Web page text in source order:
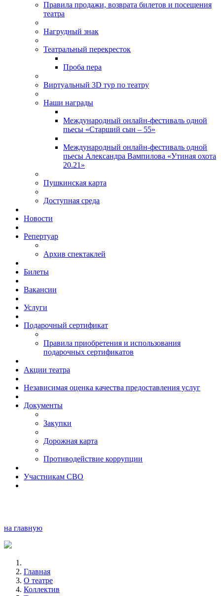
Правила продажи, возврата билетов и посещения
театра
Нагрудный знак
Театральный перекресток
Проба пера
Виртуальный 3D тур по театру
Наши награды
Международный онлайн-фестиваль одной
пьесы «Старший сын – 55»
Международный онлайн-фестиваль одной
пьесы Александра Вампилова «Утиная охота
20.21»
Пушкинская карта
Доступная среда
Новости
Репертуар
Архив спектаклей
Билеты
Вакансии
Услуги
Подарочный сертификат
Правила приобретения и использования
подарочных сертификатов
Акции театра
Независимая оценка качества предоставления услуг
Документы
Закупки
Дорожная карта
Противодействие коррупции
Участникам СВО
на главную
Главная
О театре
Коллектив